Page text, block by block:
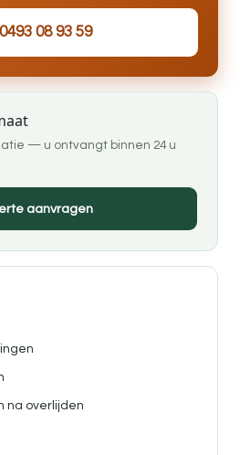
0493 08 93 59
— u ontvangt binnen 24 u
aanvragen
na overlijden